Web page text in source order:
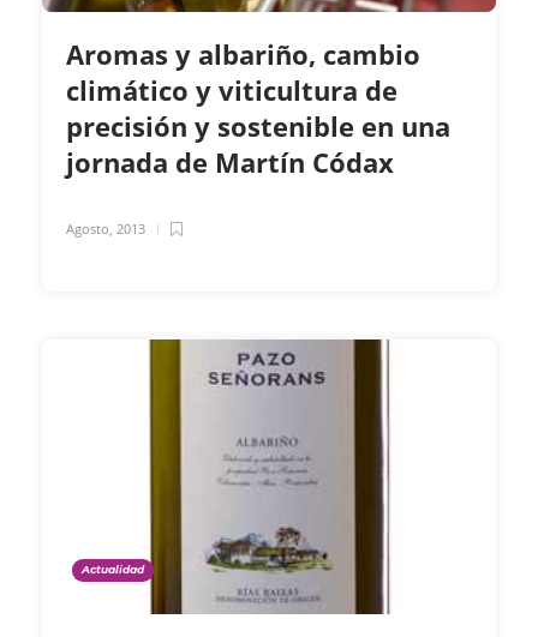
Aromas y albariño, cambio
climático y viticultura de
precisión y sostenible en una
jornada de Martín Códax
Agosto, 2013
Actualidad